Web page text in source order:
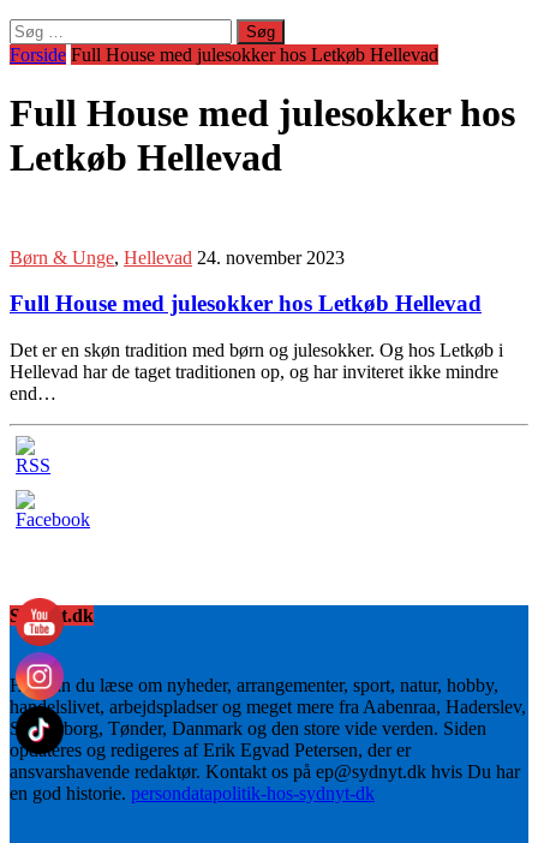
Søg
efter:
Forside Full House med julesokker hos Letkøb Hellevad
Full House med julesokker hos
Letkøb Hellevad
Børn & Unge, Hellevad 24. november 2023
Full House med julesokker hos Letkøb Hellevad
Det er en skøn tradition med børn og julesokker. Og hos Letkøb i
Hellevad har de taget traditionen op, og har inviteret ikke mindre
end…
Sydnyt.dk
Her kan du læse om nyheder, arrangementer, sport, natur, hobby,
handelslivet, arbejdspladser og meget mere fra Aabenraa, Haderslev,
Sønderborg, Tønder, Danmark og den store vide verden. Siden
opdateres og redigeres af Erik Egvad Petersen, der er
ansvarshavende redaktør. Kontakt os på ep@sydnyt.dk hvis Du har
en god historie. persondatapolitik-hos-sydnyt-dk